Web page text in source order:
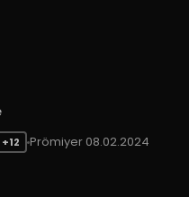
+12 Prömiyer 08.02.2024